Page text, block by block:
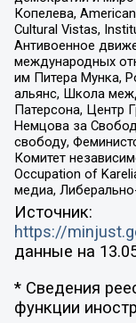
Копелева,
Cultural Vistas,
Антивоенное
международных
им Питера Мунка,
альянс, Школа
Патерсона, Центр
Немцова за
свободу,
Комитет
Occupation of
медиа,
Источник:
https://
данные на
* Сведения
функции